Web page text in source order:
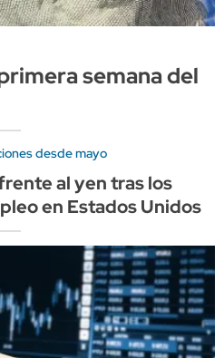
semana del
desde mayo
al yen tras los
en Estados Unidos